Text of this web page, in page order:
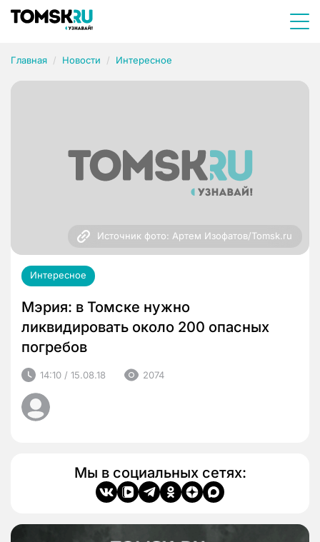
Главная Новости Интересное
Источник фото: Артем Изофатов/Tomsk.ru
Интересное
Мэрия: в Томске нужно
ликвидировать около 200 опасных
погребов
14:10 / 15.08.18 2074
Мы в социальных сетях: